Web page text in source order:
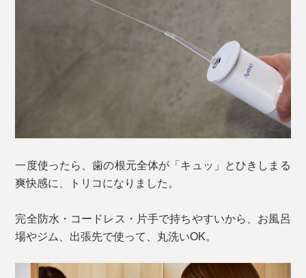
一度使ったら、歯の根元全体が「キュッ」とひきしまる
爽快感に、トリコになりました。
完全防水・コードレス・片手で持ちやすいから、お風呂
場やジム、出張先で使って、丸洗いOK。